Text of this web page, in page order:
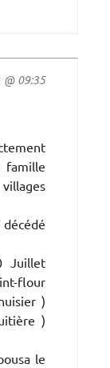
09:35
famille
Juillet
flour
)
)
le